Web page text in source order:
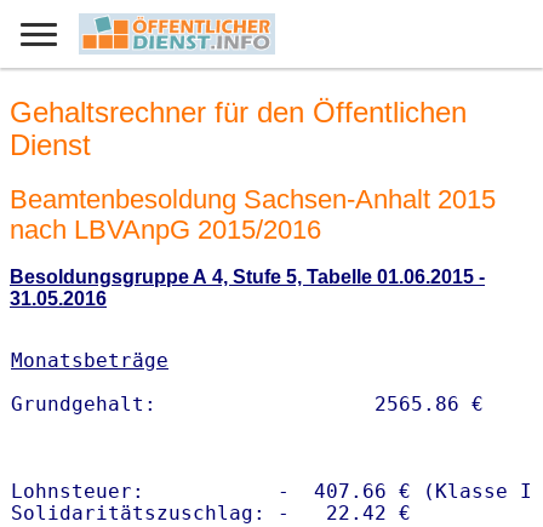
Gehaltsrechner für den Öffentlichen
Dienst
Beamtenbesoldung Sachsen-Anhalt 2015
nach LBVAnpG 2015/2016
Besoldungsgruppe A 4, Stufe 5, Tabelle 01.06.2015 -
31.05.2016
Monatsbeträge
Lohnsteuer:           -  407.66 € (Klasse I)
Solidaritätszuschlag: -   22.42 €